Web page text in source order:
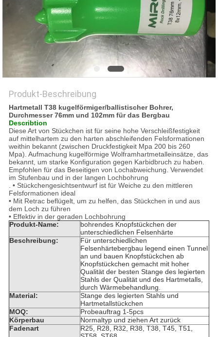
Produkt-Beschreibung
Hartmetall T38 kugelförmiger/ballistischer Bohrer,
Durchmesser 76mm und 102mm für das Bergbau
Describtion
Diese Art von Stückchen ist für seine hohe Verschleißfestigkeit
auf mittelhartem zu den harten abschleifenden Felsformationen
weithin bekannt (zwischen Druckfestigkeit Mpa 200 bis 260
Mpa). Aufmachung kugelförmige Wolframhartmetalleinsätze, das
bekannt, um starke Konfiguration gegen Karbidbruch zu haben.
Empfohlen für das Beseitigen von Lochabweichung. Verwendet
im Stufenbau und in der langen Lochbohrung
. • Stückchengesichtsentwurf ist für Weiche zu den mittleren
Felsformationen ideal
• Mit Retrac beflügelt, um zu helfen, das Stückchen in und aus
dem Loch zu führen
• Effektiv in der geraden Lochbohrung
Produkt-Name:
bohrendes Knopfstückchen der
unterschiedlichen Felsenhärte
Beschreibung:
Für unterschiedlichen
Felsenhärtebergbau legend einen Tunnel
an und bauen Knopfstückchen ab
Knopfstückchen gemacht mit hoher
Qualität der besten Stange des legierten
Stahls der Qualität und des Hartmetalls,
durch Wärmebehandlung.
Material:
Stange des legierten Stahls und
Hartmetallstückchen
MOQ:
Probeauftrag 1-5pcs
Körperbau
Normaltyp und ziehen Art zurück
Fadenart
R25, R28, R32, R38, T38, T45, T51,